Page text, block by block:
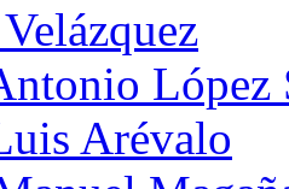
López
Arévalo